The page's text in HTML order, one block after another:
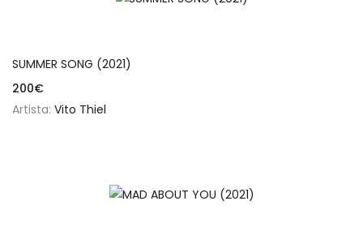
SUMMER SONG (2021)
200€
Artista: Vito Thiel